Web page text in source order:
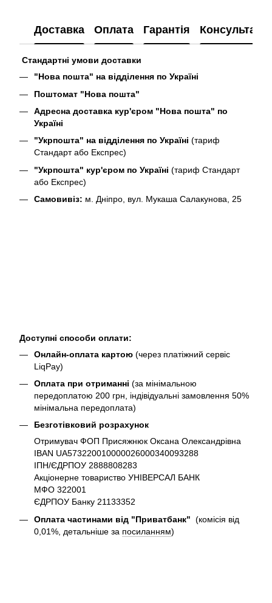
Доставка Оплата Гарантія Консультація
Стандартні умови доставки
"Нова пошта" на відділення по Україні
Поштомат "Нова пошта"
Адресна доставка кур'єром "Нова пошта" по
Україні
"Укрпошта" на відділення по Україні (тариф
Стандарт або Експрес)
"Укрпошта" кур'єром по Україні (тариф Стандарт
або Експрес)
Самовивіз: м. Дніпро, вул. Мукаша Салакунова, 25
Доступні способи оплати:
Онлайн-оплата картою (через платіжний сервіс
LiqPay)
Оплата при отриманні (за мінімальною
передоплатою 200 грн, індівідуальні замовлення 50%
мінімальна передоплата)
Безготівковий розрахунок
Отримувач ФОП Присяжнюк Оксана Олександрівна
IBAN UA573220010000026000340093288
ІПН/ЄДРПОУ 2888808283
Акціонерне товариство УНІВЕРСАЛ БАНК
МФО 322001
ЄДРПОУ Банку 21133352
Оплата частинами від "Приватбанк" (комісія від
0,01%, детальніше за посиланням)